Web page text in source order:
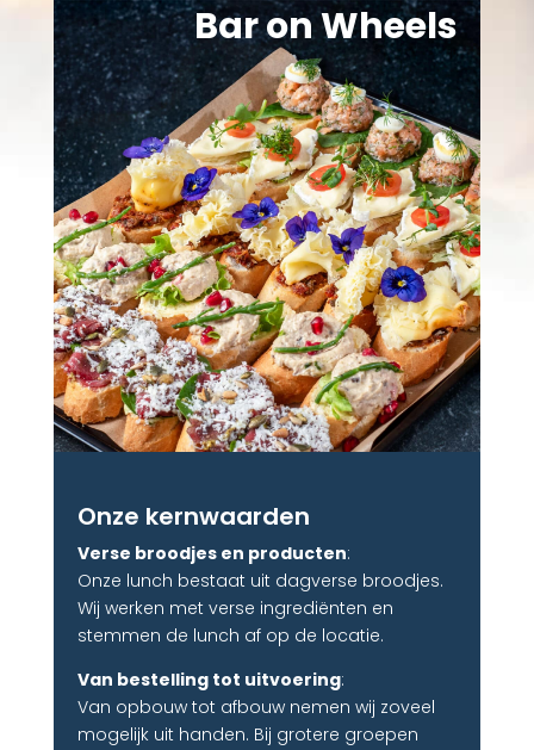
Bar on Wheels
Onze kernwaarden
Verse broodjes en producten:
Onze lunch bestaat uit dagverse broodjes.
Wij werken met verse ingrediënten en
stemmen de lunch af op de locatie.
Van bestelling tot uitvoering:
Van opbouw tot afbouw nemen wij zoveel
mogelijk uit handen. Bij grotere groepen